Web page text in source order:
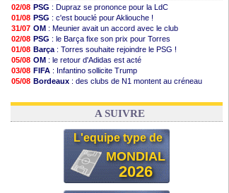
02/08 PSG : Dupraz se prononce pour la LdC
01/08 PSG : c'est bouclé pour Akliouche !
31/07 OM : Meunier avait un accord avec le club
02/08 PSG : le Barça fixe son prix pour Torres
01/08 Barça : Torres souhaite rejoindre le PSG !
05/08 OM : le retour d'Adidas est acté
03/08 FIFA : Infantino sollicite Trump
05/08 Bordeaux : des clubs de N1 montent au créneau
03/08 Real: le démenti de Leipzig pour Diomandé
A SUIVRE
L'equipe type de
MONDIAL
2026